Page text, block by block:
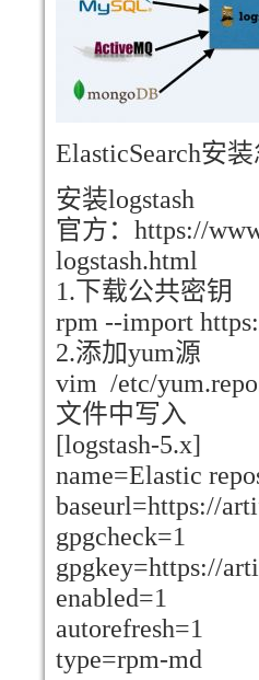
ElasticSearch安
安装logstash
官方：https://
logstash.html
1.下载公共密钥
rpm --import
2.添加yum源
vim /etc/
文件中写入
[logstash-5.x]
name=Elastic
baseurl=https://
gpgcheck=1
gpgkey=https://
enabled=1
autorefresh=1
type=rpm-md